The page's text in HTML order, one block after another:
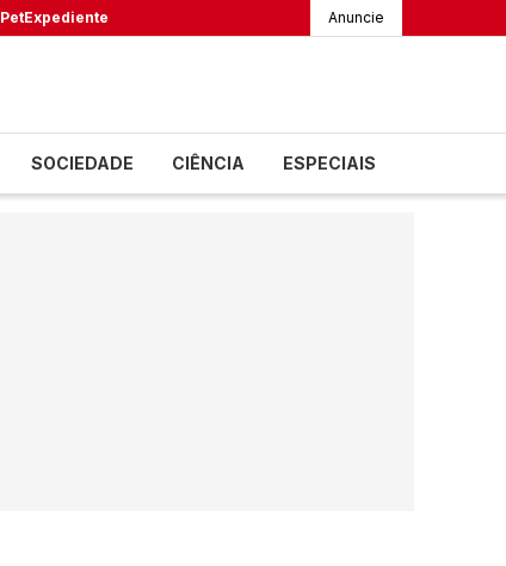
PetExpediente Anuncie
SOCIEDADE CIÊNCIA ESPECIAIS